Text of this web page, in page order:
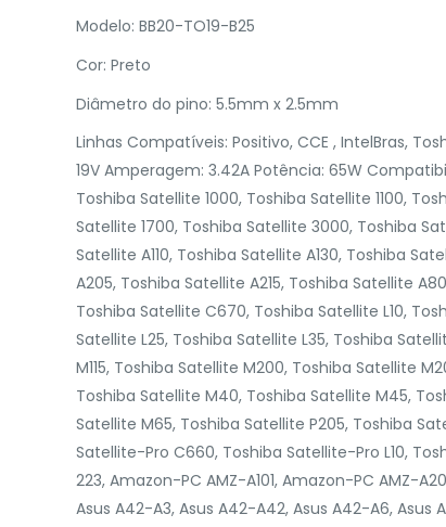
Modelo: BB20-TO19-B25
Cor: Preto
Diâmetro do pino: 5.5mm x 2.5mm
Linhas Compatíveis: Positivo, CCE , IntelBras,
19V Amperagem: 3.42A Potência: 65W
Toshiba Satellite 1000, Toshiba Satellite 1100,
Satellite 1700, Toshiba Satellite 3000, Toshiba
Satellite A110, Toshiba Satellite A130, Toshiba
A205, Toshiba Satellite A215, Toshiba Satellite
Toshiba Satellite C670, Toshiba Satellite L10,
Satellite L25, Toshiba Satellite L35, Toshiba
M115, Toshiba Satellite M200, Toshiba Satellite
Toshiba Satellite M40, Toshiba Satellite M45,
Satellite M65, Toshiba Satellite P205, Toshiba
Satellite-Pro C660, Toshiba Satellite-Pro L10,
223, Amazon-PC AMZ-A101, Amazon-PC AMZ-
Asus A42-A3, Asus A42-A42, Asus A42-A6, Asus